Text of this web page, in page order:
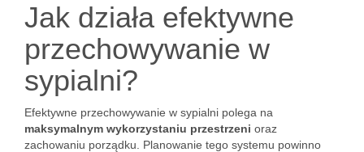
Jak działa efektywne
przechowywanie w
sypialni?
Efektywne przechowywanie w sypialni polega na
maksymalnym wykorzystaniu przestrzeni oraz
zachowaniu porządku. Planowanie tego systemu powinno